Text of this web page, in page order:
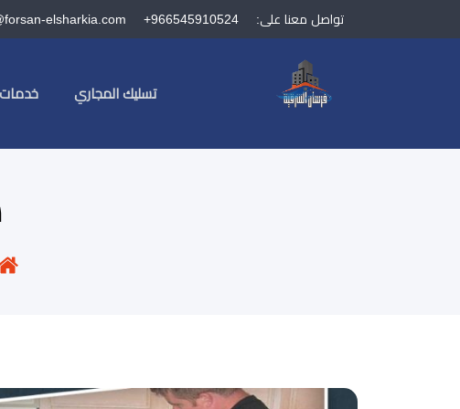
تواصل معنا على: +966545910524
elsharkia.com
تسليك المجاري خدمات